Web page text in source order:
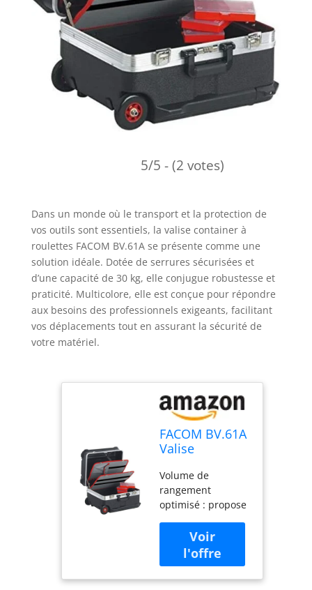
5/5 - (2 votes)
Dans un monde où le transport et la protection de
vos outils sont essentiels, la valise container à
roulettes FACOM BV.61A se présente comme une
solution idéale. Dotée de serrures sécurisées et
d’une capacité de 30 kg, elle conjugue robustesse et
praticité. Multicolore, elle est conçue pour répondre
aux besoins des professionnels exigeants, facilitant
vos déplacements tout en assurant la sécurité de
votre matériel.
FACOM BV.61A
Valise
roulettes
serrures,
Multicolore, 30
kg
Volume de
rangement
optimisé : propose
un espace
intérieur de
grande capacité,
supportant une
charge jusqu’à 30